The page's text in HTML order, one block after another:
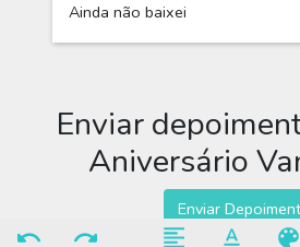
Ainda não baixei
Enviar
Aniversário
Enviar